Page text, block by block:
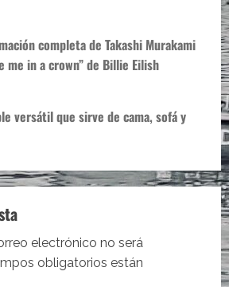
completa de Takashi Murakami
me in a crown” de Billie Eilish
versátil que sirve de cama, sofá y
electrónico no será
obligatorios están